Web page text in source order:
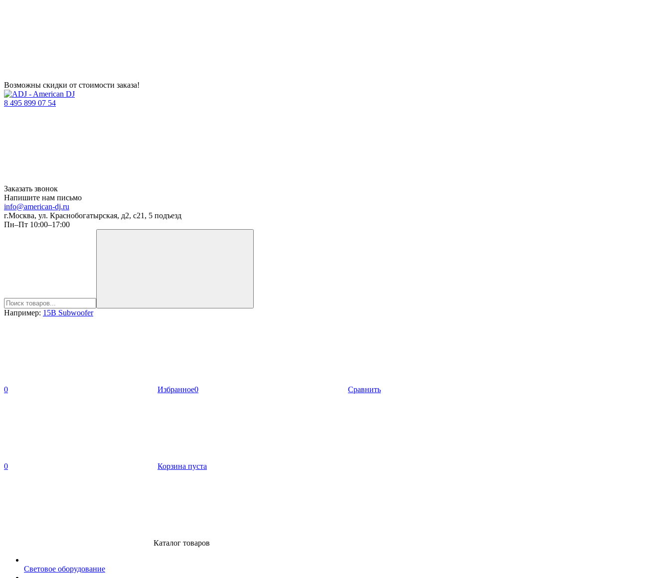
Возможны скидки от стоимости заказа!
8 495 899 07 54
Заказать звонок
Напишите нам письмо
info@american-dj.ru
г.Москва, ул. Краснобогатырская, д2, с21, 5 подъезд
Пн–Пт 10:00–17:00
Например: 15B Subwoofer
0 Избранное0 Сравнить
0 Корзина пуста
Каталог товаров
Световое оборудование